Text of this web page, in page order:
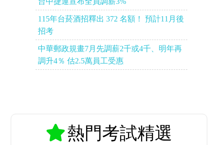
115年台菸酒招釋出 372 名額！ 預計11月後
招考
中華郵政規畫7月先調薪2千或4千、明年再
調升4％ 估2.5萬員工受惠
熱門考試精選